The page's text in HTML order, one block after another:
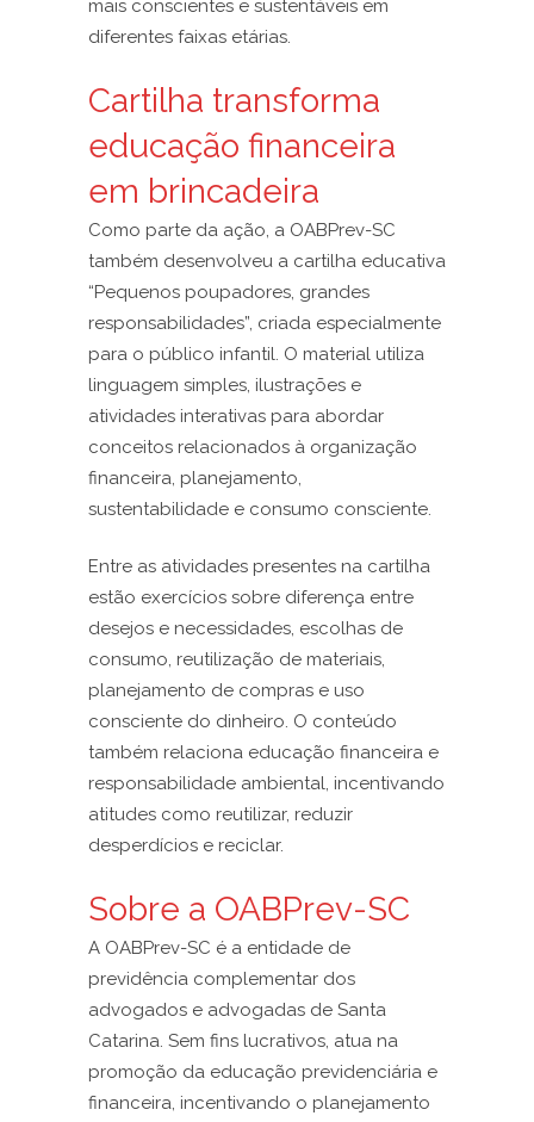
mais conscientes e sustentáveis em
diferentes faixas etárias.
Cartilha transforma
educação financeira
em brincadeira
Como parte da ação, a OABPrev-SC
também desenvolveu a cartilha educativa
“Pequenos poupadores, grandes
responsabilidades”, criada especialmente
para o público infantil. O material utiliza
linguagem simples, ilustrações e
atividades interativas para abordar
conceitos relacionados à organização
financeira, planejamento,
sustentabilidade e consumo consciente.
Entre as atividades presentes na cartilha
estão exercícios sobre diferença entre
desejos e necessidades, escolhas de
consumo, reutilização de materiais,
planejamento de compras e uso
consciente do dinheiro. O conteúdo
também relaciona educação financeira e
responsabilidade ambiental, incentivando
atitudes como reutilizar, reduzir
desperdícios e reciclar.
Sobre a OABPrev-SC
A OABPrev-SC é a entidade de
previdência complementar dos
advogados e advogadas de Santa
Catarina. Sem fins lucrativos, atua na
promoção da educação previdenciária e
financeira, incentivando o planejamento